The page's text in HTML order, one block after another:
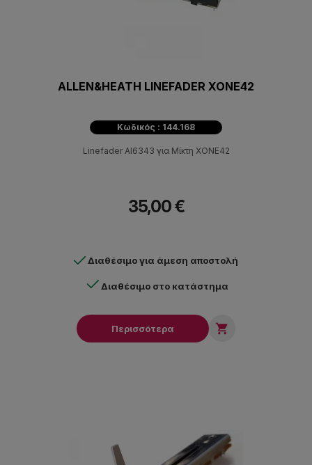
ALLEN&HEATH LINEFADER XONE42
Κωδικός : 144.168
Linefader AI6343 για Μίκτη XONE42
35,00 €
Διαθέσιμο για άμεση αποστολή
Διαθέσιμο στο κατάστημα
Περισσότερα 